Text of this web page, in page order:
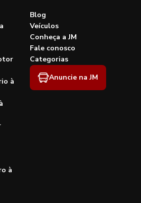
à
à
Blog
Veículos
Conheça a JM
Fale conosco
Categorias
Anuncie na JM